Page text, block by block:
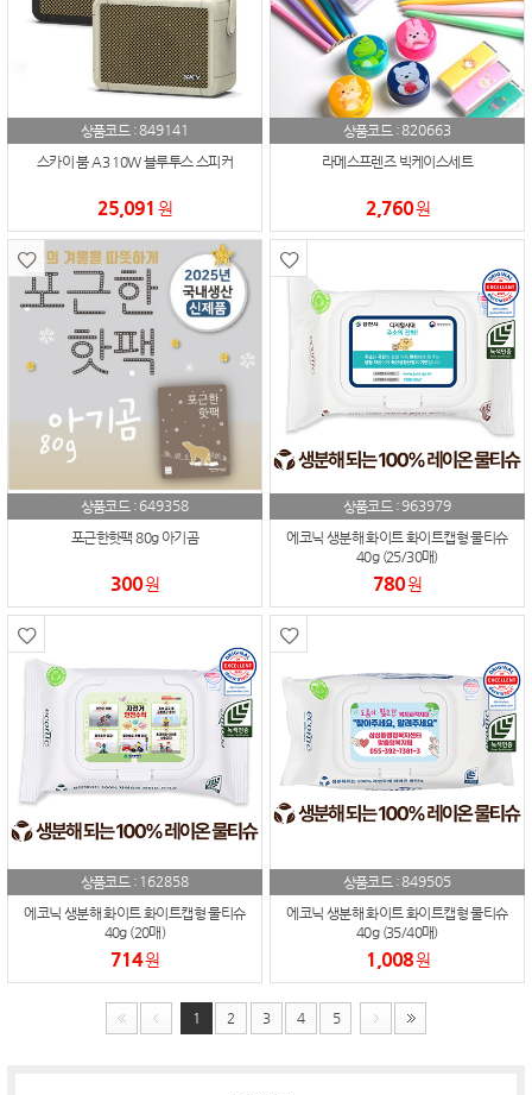
상품코드 :849141
스카이 붐 A3 10W 블루투스 스피커
25,091 원
상품코드 :820663
라메스프렌즈 빅케이스세트
2,760원
상품코드 : 649358
포근한핫팩 80g 아기곰
300원
상품코드 :963979
에코닉 생분해 화이트 화이트캡형 물티슈
40g (25/30매)
780원
상품코드 : 162858
에코닉 생분해 화이트 화이트캡형 물티슈
40g (20매)
714원
상품코드 :849505
에코닉 생분해 화이트 화이트캡형 물티슈
40g (35/40매)
1,008원
1 2 3 4 5